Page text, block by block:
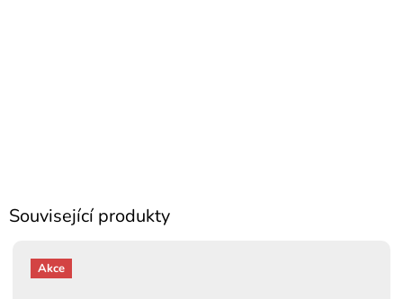
Související produkty
Akce